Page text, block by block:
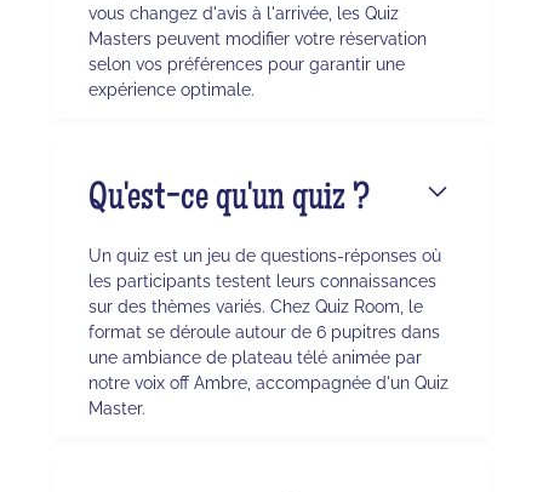
vous changez d'avis à l'arrivée, les Quiz
Masters peuvent modifier votre réservation
selon vos préférences pour garantir une
expérience optimale.
Qu'est-ce qu'un quiz ?
Un quiz est un jeu de questions-réponses où
les participants testent leurs connaissances
sur des thèmes variés. Chez Quiz Room, le
format se déroule autour de 6 pupitres dans
une ambiance de plateau télé animée par
notre voix off Ambre, accompagnée d'un Quiz
Master.